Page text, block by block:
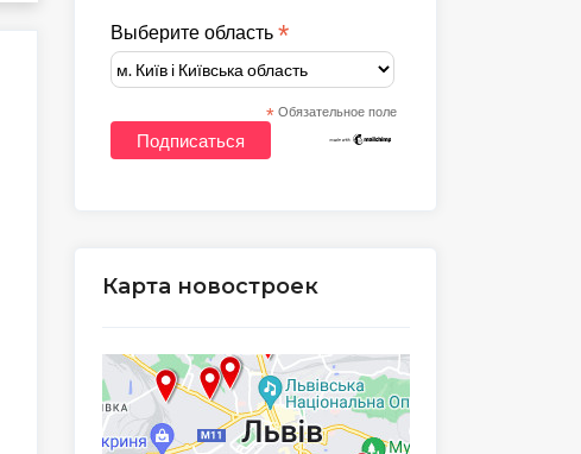
Выберите область*
* Обязательное поле
Карта новостроек